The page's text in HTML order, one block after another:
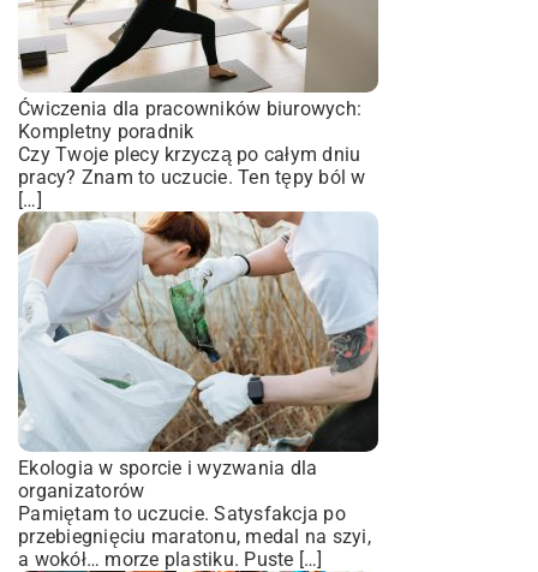
Ćwiczenia dla pracowników biurowych:
Kompletny poradnik
Czy Twoje plecy krzyczą po całym dniu
pracy? Znam to uczucie. Ten tępy ból w
[…]
Ekologia w sporcie i wyzwania dla
organizatorów
Pamiętam to uczucie. Satysfakcja po
przebiegnięciu maratonu, medal na szyi,
a wokół… morze plastiku. Puste […]